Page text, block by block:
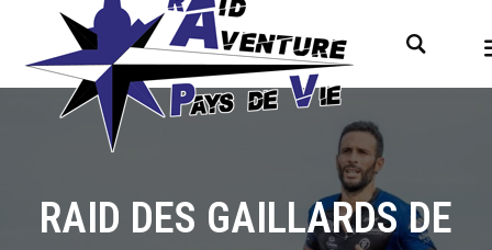
RAID DES GAILLARDS DE